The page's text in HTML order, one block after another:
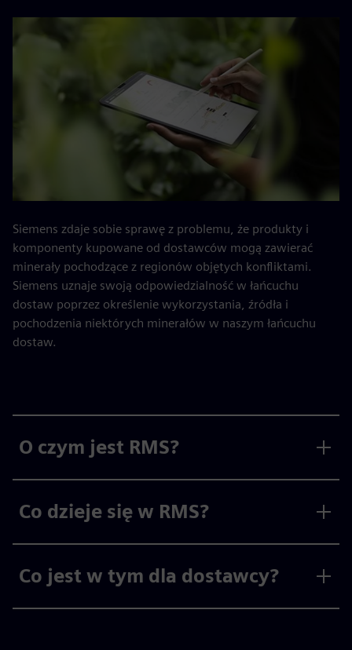
Siemens zdaje sobie sprawę z problemu, że produkty i
komponenty kupowane od dostawców mogą zawierać
minerały pochodzące z regionów objętych konfliktami.
Siemens uznaje swoją odpowiedzialność w łańcuchu
dostaw poprzez określenie wykorzystania, źródła i
pochodzenia niektórych minerałów w naszym łańcuchu
dostaw.
O czym jest RMS?
Co dzieje się w RMS?
Co jest w tym dla dostawcy?